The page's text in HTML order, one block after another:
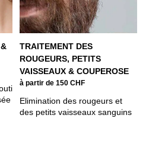
TRAITEMENT DES
ROUGEURS, PETITS
VAISSEAUX & COUPEROSE
à partir de 150 CHF
Elimination des rougeurs et
des petits vaisseaux sanguins